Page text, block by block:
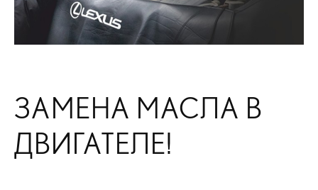
ЗАМЕНА МАСЛА В
ДВИГАТЕЛЕ!